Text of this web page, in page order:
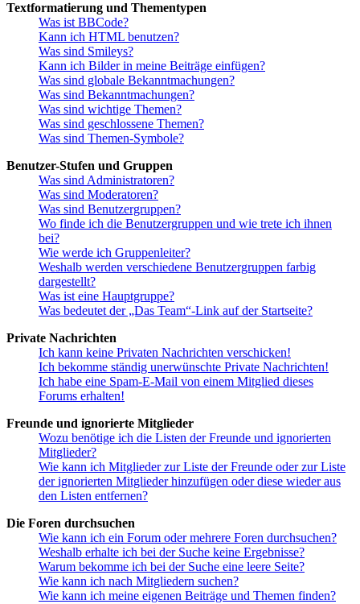
Textformatierung und Thementypen
Was ist BBCode?
Kann ich HTML benutzen?
Was sind Smileys?
Kann ich Bilder in meine Beiträge einfügen?
Was sind globale Bekanntmachungen?
Was sind Bekanntmachungen?
Was sind wichtige Themen?
Was sind geschlossene Themen?
Was sind Themen-Symbole?
Benutzer-Stufen und Gruppen
Was sind Administratoren?
Was sind Moderatoren?
Was sind Benutzergruppen?
Wo finde ich die Benutzergruppen und wie trete ich ihnen
bei?
Wie werde ich Gruppenleiter?
Weshalb werden verschiedene Benutzergruppen farbig
dargestellt?
Was ist eine Hauptgruppe?
Was bedeutet der „Das Team“-Link auf der Startseite?
Private Nachrichten
Ich kann keine Privaten Nachrichten verschicken!
Ich bekomme ständig unerwünschte Private Nachrichten!
Ich habe eine Spam-E-Mail von einem Mitglied dieses
Forums erhalten!
Freunde und ignorierte Mitglieder
Wozu benötige ich die Listen der Freunde und ignorierten
Mitglieder?
Wie kann ich Mitglieder zur Liste der Freunde oder zur Liste
der ignorierten Mitglieder hinzufügen oder diese wieder aus
den Listen entfernen?
Die Foren durchsuchen
Wie kann ich ein Forum oder mehrere Foren durchsuchen?
Weshalb erhalte ich bei der Suche keine Ergebnisse?
Warum bekomme ich bei der Suche eine leere Seite?
Wie kann ich nach Mitgliedern suchen?
Wie kann ich meine eigenen Beiträge und Themen finden?